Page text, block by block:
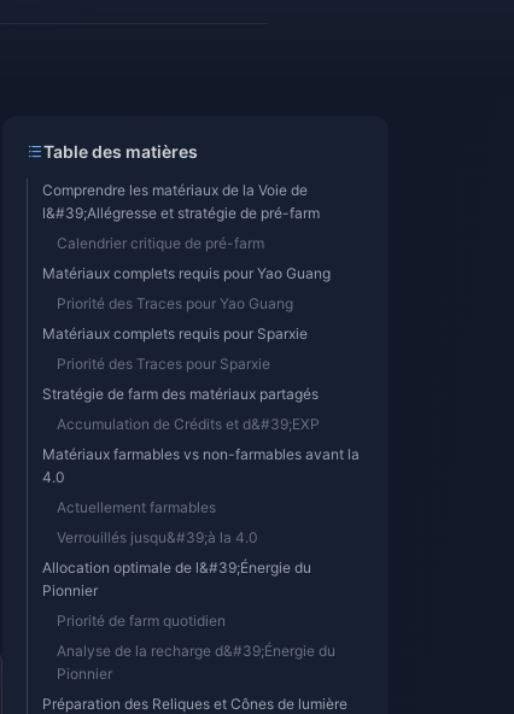
Table des matières
Comprendre les matériaux de la Voie de
l&#39;Allégresse et stratégie de pré-farm
Calendrier critique de pré-farm
Matériaux complets requis pour Yao Guang
Priorité des Traces pour Yao Guang
Matériaux complets requis pour Sparxie
Priorité des Traces pour Sparxie
Stratégie de farm des matériaux partagés
Accumulation de Crédits et d&#39;EXP
Matériaux farmables vs non-farmables avant la
4.0
Actuellement farmables
Verrouillés jusqu&#39;à la 4.0
Allocation optimale de l&#39;Énergie du
Pionnier
Priorité de farm quotidien
Analyse de la recharge d&#39;Énergie du
Pionnier
Préparation des Reliques et Cônes de lumière